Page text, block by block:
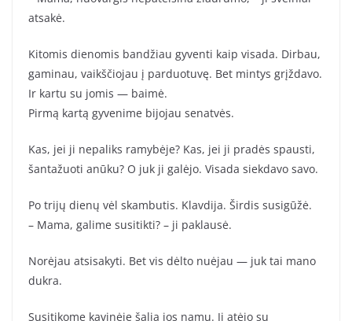
atsakė.
Kitomis dienomis bandžiau gyventi kaip visada. Dirbau,
gaminau, vaikščiojau į parduotuvę. Bet mintys grįždavo.
Ir kartu su jomis — baimė.
Pirmą kartą gyvenime bijojau senatvės.
Kas, jei ji nepaliks ramybėje? Kas, jei ji pradės spausti,
šantažuoti anūku? O juk ji galėjo. Visada siekdavo savo.
Po trijų dienų vėl skambutis. Klavdija. Širdis susigūžė.
– Mama, galime susitikti? – ji paklausė.
Norėjau atsisakyti. Bet vis dėlto nuėjau — juk tai mano
dukra.
Susitikome kavinėje šalia jos namų. Ji atėjo su